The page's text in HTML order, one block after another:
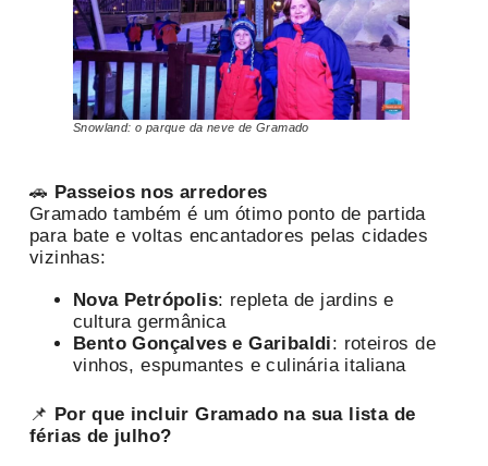
Snowland: o parque da neve de Gramado
🚗 Passeios nos arredores
Gramado também é um ótimo ponto de partida
para bate e voltas encantadores pelas cidades
vizinhas:
Nova Petrópolis: repleta de jardins e
cultura germânica
Bento Gonçalves e Garibaldi: roteiros de
vinhos, espumantes e culinária italiana
📌 Por que incluir Gramado na sua lista de
férias de julho?